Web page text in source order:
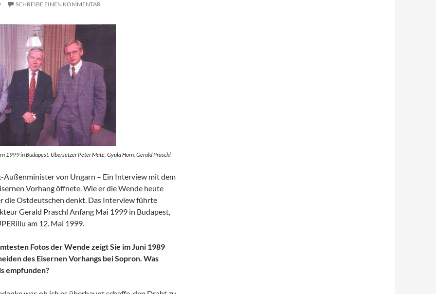
SCHREIBE EINEN KOMMENTAR
1999 in Budapest. Übersetzer Peter Mate, Gyula Horn, Gerald Praschl
Außenminister von Ungarn – Ein Interview mit dem
Vorhang öffnete. Wie er die Wende heute
die Ostdeutschen denkt. Das Interview führte
Gerald Praschl Anfang Mai 1999 in Budapest,
am 12. Mai 1999.
Fotos der Wende zeigt Sie im Juni 1989
des Eisernen Vorhangs bei Sopron. Was
empfunden?